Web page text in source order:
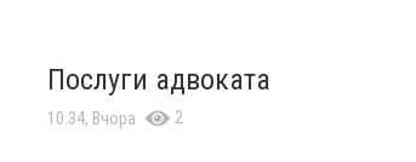
Послуги адвоката
10:34, Вчора 2